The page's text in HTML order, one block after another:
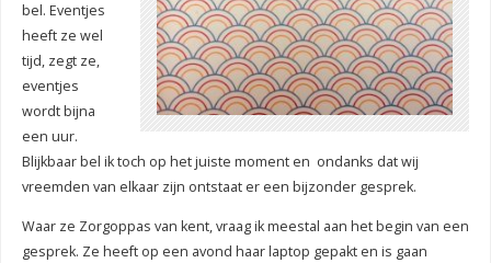
bel. Eventjes
heeft ze wel
tijd, zegt ze,
eventjes
wordt bijna
een uur.
Blijkbaar bel ik toch op het juiste moment en ondanks dat wij
vreemden van elkaar zijn ontstaat er een bijzonder gesprek.
Waar ze Zorgoppas van kent, vraag ik meestal aan het begin van een
gesprek. Ze heeft op een avond haar laptop gepakt en is gaan